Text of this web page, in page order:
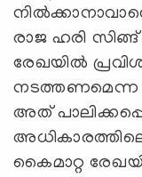
രാജ ഹരി സിങ്ങ്
രേഖയില്‍
നടത്തണമെന്ന
അത്
കൈമാറ്റ